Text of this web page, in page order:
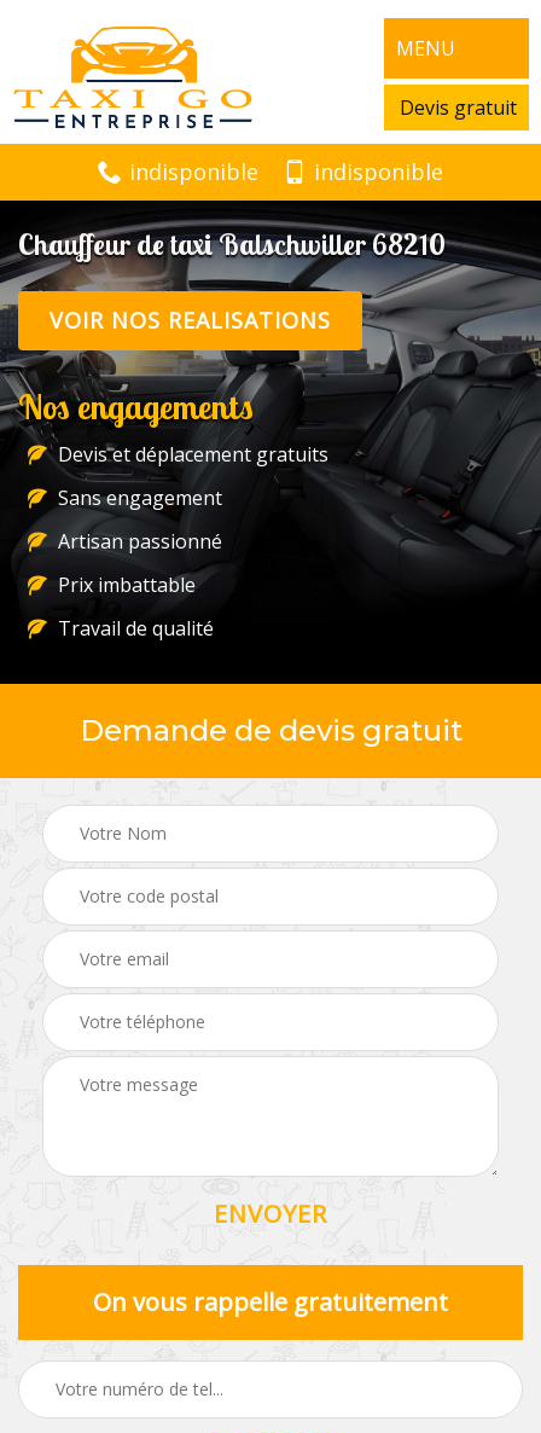
MENU
Devis gratuit
indisponible indisponible
Chauffeur de taxi Balschwiller 68210
VOIR NOS REALISATIONS
Nos engagements
Devis et déplacement gratuits
Sans engagement
Artisan passionné
Prix imbattable
Travail de qualité
Demande de devis gratuit
On vous rappelle gratuitement